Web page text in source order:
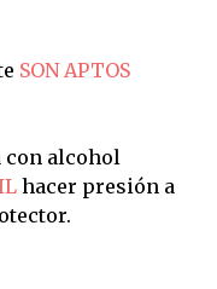
SON APTOS
alcohol
hacer presión a